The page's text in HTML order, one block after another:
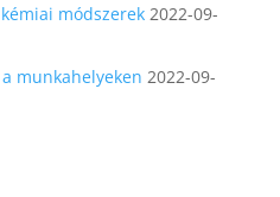
módszerek 2022-09-
munkahelyeken 2022-09-